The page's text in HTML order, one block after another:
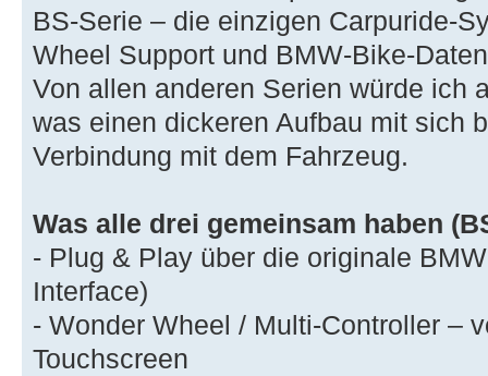
BS-Serie – die einzigen Carpuride-
Wheel Support und BMW-Bike-
Von allen anderen Serien würde ich
was einen dickeren Aufbau mit sich
Verbindung mit dem Fahrzeug.
Was alle drei gemeinsam haben
- Plug & Play über die originale
Interface)
- Wonder Wheel / Multi-Controller –
Touchscreen